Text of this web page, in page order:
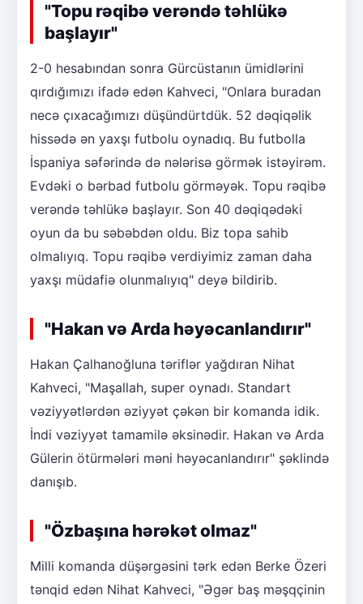
"Topu rəqibə verəndə təhlükə
başlayır"
2-0 hesabından sonra Gürcüstanın ümidlərini
qırdığımızı ifadə edən Kahveci, "Onlara buradan
necə çıxacağımızı düşündürtdük. 52 dəqiqəlik
hissədə ən yaxşı futbolu oynadıq. Bu futbolla
İspaniya səfərində də nələrisə görmək istəyirəm.
Evdəki o bərbad futbolu görməyək. Topu rəqibə
verəndə təhlükə başlayır. Son 40 dəqiqədəki
oyun da bu səbəbdən oldu. Biz topa sahib
olmalıyıq. Topu rəqibə verdiyimiz zaman daha
yaxşı müdafiə olunmalıyıq" deyə bildirib.
"Hakan və Arda həyəcanlandırır"
Hakan Çalhanoğluna təriflər yağdıran Nihat
Kahveci, "Maşallah, super oynadı. Standart
vəziyyətlərdən əziyyət çəkən bir komanda idik.
İndi vəziyyət tamamilə əksinədir. Hakan və Arda
Gülerin ötürmələri məni həyəcanlandırır" şəklində
danışıb.
"Özbaşına hərəkət olmaz"
Milli komanda düşərgəsini tərk edən Berke Özeri
tənqid edən Nihat Kahveci, "Əgər baş məşqçinin